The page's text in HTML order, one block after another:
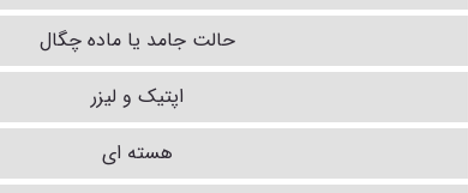
حالت جامد یا ماده چگال
اپتیک و لیزر
هسته ای